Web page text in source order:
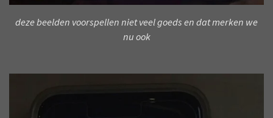
deze beelden voorspellen niet veel goeds en dat merken we
nu ook